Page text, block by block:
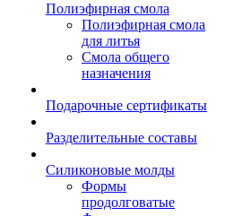
Полиэфирная смола
Полиэфирная смола
для литья
Смола общего
назначения
Подарочные сертификаты
Разделительные составы
Силиконовые молды
Формы
продолговатые